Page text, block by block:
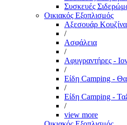
Συσκευές
Οικιακός Εξοπλισμός
Αξεσουάρ
/
Ασφάλεια
/
Αφυγραντήρες -
/
Είδη Camping -
/
Είδη Camping -
/
view more